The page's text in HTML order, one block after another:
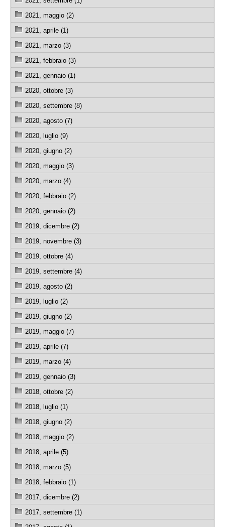
2021, maggio (2)
2021, aprile (1)
2021, marzo (3)
2021, febbraio (3)
2021, gennaio (1)
2020, ottobre (3)
2020, settembre (8)
2020, agosto (7)
2020, luglio (9)
2020, giugno (2)
2020, maggio (3)
2020, marzo (4)
2020, febbraio (2)
2020, gennaio (2)
2019, dicembre (2)
2019, novembre (3)
2019, ottobre (4)
2019, settembre (4)
2019, agosto (2)
2019, luglio (2)
2019, giugno (2)
2019, maggio (7)
2019, aprile (7)
2019, marzo (4)
2019, gennaio (3)
2018, ottobre (2)
2018, luglio (1)
2018, giugno (2)
2018, maggio (2)
2018, aprile (5)
2018, marzo (5)
2018, febbraio (1)
2017, dicembre (2)
2017, settembre (1)